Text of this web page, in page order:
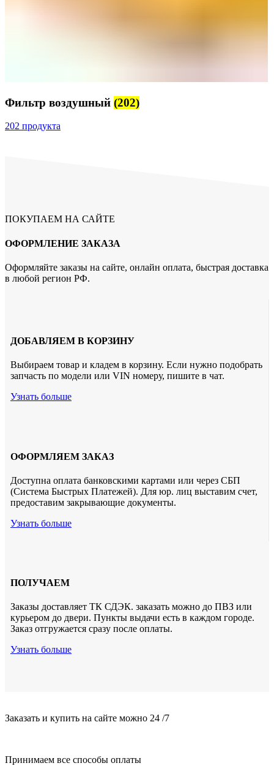
Фильтр воздушный (202)
202 продукта
ПОКУПАЕМ НА САЙТЕ
ОФОРМЛЕНИЕ ЗАКАЗА
Оформляйте заказы на сайте, онлайн оплата, быстрая доставка
в любой регион РФ.
ДОБАВЛЯЕМ В КОРЗИНУ
Выбираем товар и кладем в корзину. Если нужно подобрать
запчасть по модели или VIN номеру, пишите в чат.
Узнать больше
ОФОРМЛЯЕМ ЗАКАЗ
Доступна оплата банковскими картами или через СБП
(Система Быстрых Платежей). Для юр. лиц выставим счет,
предоставим закрывающие документы.
Узнать больше
ПОЛУЧАЕМ
Заказы доставляет ТК СДЭК. заказать можно до ПВЗ или
курьером до двери. Пункты выдачи есть в каждом городе.
Заказ отгружается сразу после оплаты.
Узнать больше
Заказать и купить на сайте можно 24 /7
Принимаем все способы оплаты